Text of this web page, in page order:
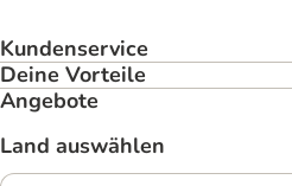
Kundenservice
Deine Vorteile
Angebote
Land auswählen